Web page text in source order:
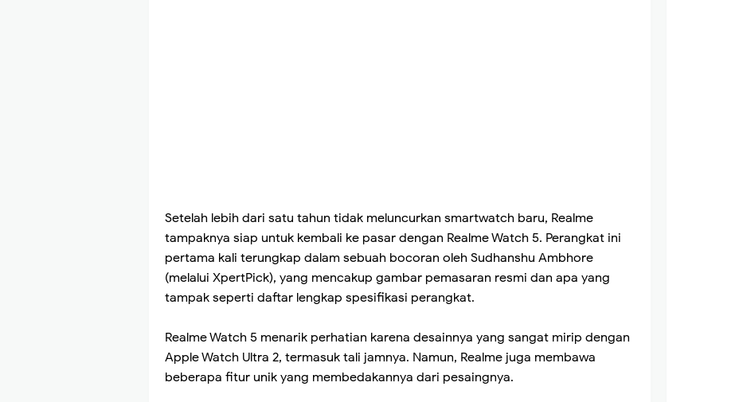
Setelah lebih dari satu tahun tidak meluncurkan smartwatch baru, Realme
tampaknya siap untuk kembali ke pasar dengan Realme Watch 5. Perangkat ini
pertama kali terungkap dalam sebuah bocoran oleh Sudhanshu Ambhore
(melalui XpertPick), yang mencakup gambar pemasaran resmi dan apa yang
tampak seperti daftar lengkap spesifikasi perangkat.
Realme Watch 5 menarik perhatian karena desainnya yang sangat mirip dengan
Apple Watch Ultra 2, termasuk tali jamnya. Namun, Realme juga membawa
beberapa fitur unik yang membedakannya dari pesaingnya.